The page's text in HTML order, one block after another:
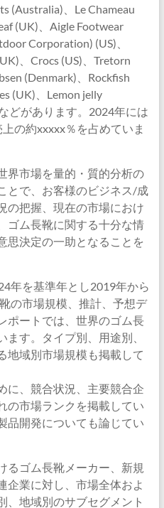
(Australia)、Le Chameau
(UK)、Aigle Footwear
Corporation) (US)、
、Crocs (US)、Tretorn
(Denmark)、Rockfish
(UK)、Lemon jelly
どがあります。2024年には
の約xxxxx％を占めていま
界市場を量的・質的分析の
とで、お客様のビジネス/成
の把握、現在の市場におけ
ゴム長靴に関する十分な情
思決定の一助となることを
年を基準年とし2019年から
の市場規模、推計、予想デ
ポートでは、世界のゴム長
す。タイプ別、用途別、
地域別市場規模も掲載して
に、競合状況、主要競合企
の市場ランクを掲載してい
品開発についても論じてい
るゴム長靴メーカー、新規
企業に対し、市場全体およ
、地域別のサブセグメント